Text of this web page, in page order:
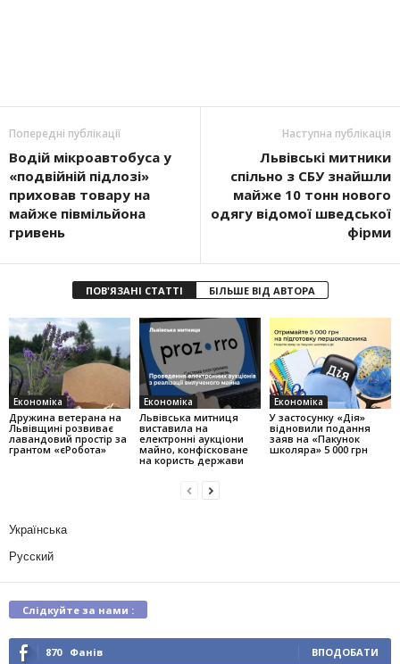
Попередні публікації
Водій мікроавтобуса у
«подвійній підлозі»
приховав товару на
майже півмільйона
гривень
Наступна публікація
Львівські митники
спільно з СБУ знайшли
майже 10 тонн нового
одягу відомої шведської
фірми
ПОВ'ЯЗАНІ СТАТТІ БІЛЬШЕ ВІД АВТОРА
Економіка
Дружина ветерана на
Львівщині розвиває
лавандовий простір за
грантом «єРобота»
Економіка
Львівська митниця
виставила на
електронні аукціони
майно, конфісковане
на користь держави
Економіка
У застосунку «Дія»
відновили подання
заяв на «Пакунок
школяра» 5 000 грн
Українська
Русский
Слідкуйте за нами :
870 Фанів ВПОДОБАТИ